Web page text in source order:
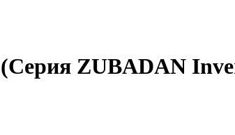
ZUBADAN